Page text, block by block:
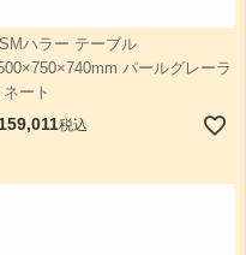
ハラー テーブル
パールグレーラ
ネート
税込